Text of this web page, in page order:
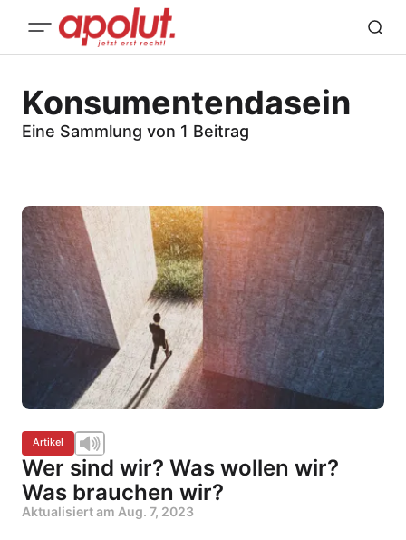
Konsumentendasein
Eine Sammlung von 1 Beitrag
Artikel
Wer sind wir? Was wollen wir?
Was brauchen wir?
Aktualisiert am Aug. 7, 2023